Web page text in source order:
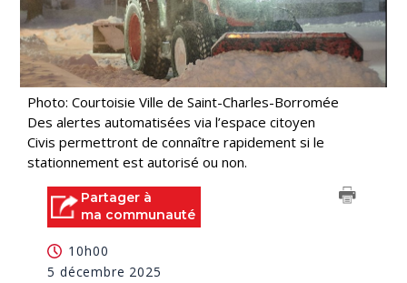
Photo: Courtoisie Ville de Saint-Charles-Borromée
Des alertes automatisées via l’espace citoyen
Civis permettront de connaître rapidement si le
stationnement est autorisé ou non.
Partager à
ma communauté
10h00
5 décembre 2025